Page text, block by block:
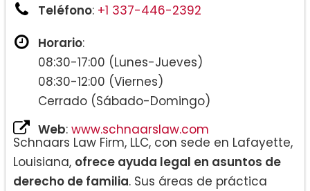
Teléfono: +1 337-446-2392
Horario:
08:30-17:00 (Lunes-Jueves)
08:30-12:00 (Viernes)
Cerrado (Sábado-Domingo)
Web: www.schnaarslaw.com
Schnaars Law Firm, LLC, con sede en Lafayette,
Louisiana, ofrece ayuda legal en asuntos de
derecho de familia. Sus áreas de práctica